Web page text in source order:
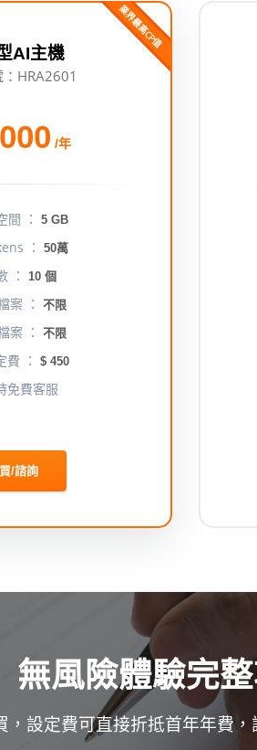
AI主機
業界最高CP值
HRA2601
/年
間 ： 5 GB
： 50萬
： 10 個
案 ： 不限
案 ： 不限
費 ： $ 450
免費客服
/諮詢
無風險體驗完整
，設定費可直接折抵首年年費